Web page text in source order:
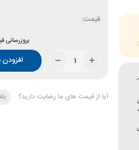
قیمت:
بروزرسانی قیمت:
آیا از قیمت های ما رضایت دارید؟